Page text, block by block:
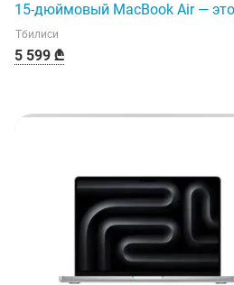
цвета, модель A3241,
15-дюймовый MacBook Air —
Тбилиси
5 599 ₾